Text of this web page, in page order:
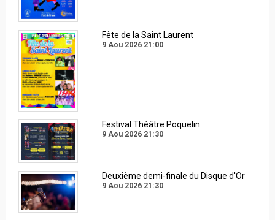
Fête de la Saint Laurent
9 Aou 2026 21:00
Festival Théâtre Poquelin
9 Aou 2026 21:30
Deuxième demi-finale du Disque d'Or
9 Aou 2026 21:30